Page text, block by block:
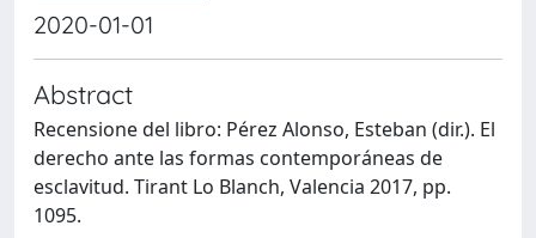
2020-01-01
Abstract
Recensione del libro: Pérez Alonso, Esteban (dir.). El
derecho ante las formas contemporáneas de
esclavitud. Tirant Lo Blanch, Valencia 2017, pp.
1095.